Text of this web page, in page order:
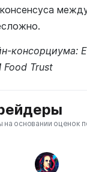
консорциума:
Food Trust
основании оценок